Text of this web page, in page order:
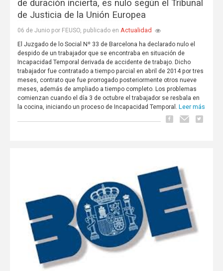
de duración incierta, es nulo según el Tribunal
de Justicia de la Unión Europea
06 de Junio por FEUSO, publicado en Actualidad
El Juzgado de lo Social Nº 33 de Barcelona ha declarado nulo el
despido de un trabajador que se encontraba en situación de
Incapacidad Temporal derivada de accidente de trabajo. Dicho
trabajador fue contratado a tiempo parcial en abril de 2014 por tres
meses, contrato que fue prorrogado posteriormente otros nueve
meses, además de ampliado a tiempo completo. Los problemas
comienzan cuando el día 3 de octubre el trabajador se resbala en
la cocina, iniciando un proceso de Incapacidad Temporal. Leer más